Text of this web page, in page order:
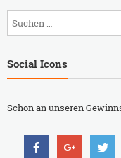
Social Icons
Schon an unseren